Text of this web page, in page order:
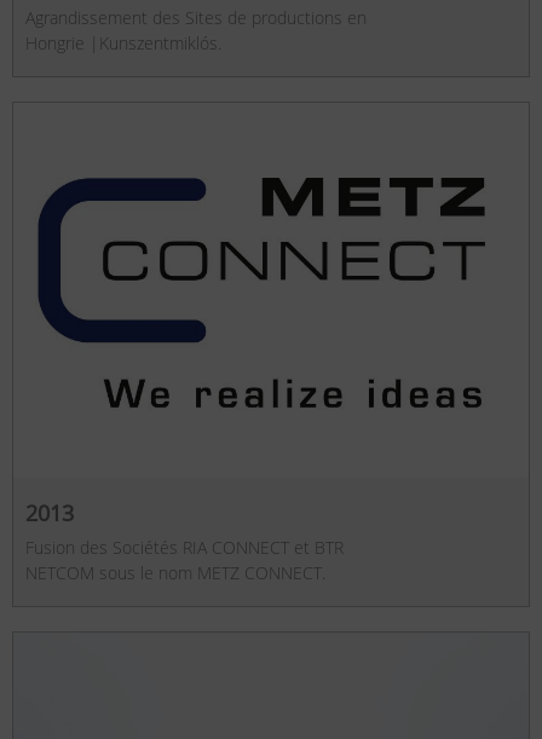
Agrandissement des Sites de productions en
Hongrie |Kunszentmiklós.
2013
Fusion des Sociétés RIA CONNECT et BTR
NETCOM sous le nom METZ CONNECT.